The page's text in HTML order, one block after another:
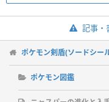
記事・
ポケモン剣盾(ソードシー
ポケモン図鑑